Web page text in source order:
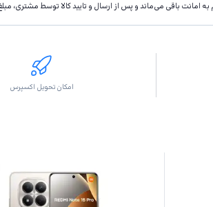
امانت باقى مى‌ماند و پس از ارسال و تاييد كالا توسط مشتری،
امکان تحویل اکسپرس